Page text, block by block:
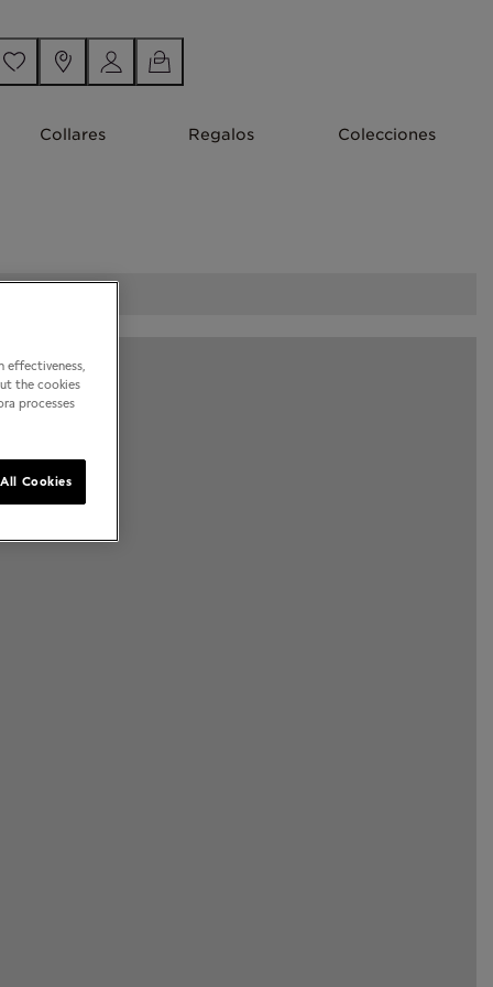
Collares Regalos Colecciones
effectiveness,
the cookies
processes
Cookies